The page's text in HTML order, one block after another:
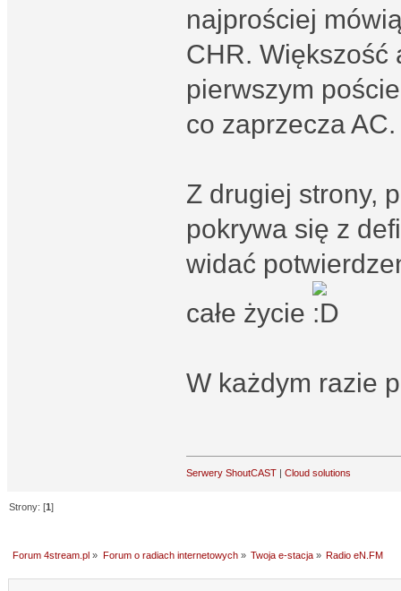
najprościej
CHR. Większość
pierwszym
co zaprzecza AC.
Z drugiej strony,
pokrywa się z
widać
całe życie
W każdym razie
Serwery ShoutCAST| Cloud solutions
Strony: [1]
Forum 4stream.pl » Forum o radiach internetowych» Twoja e-stacja» Radio eN.FM